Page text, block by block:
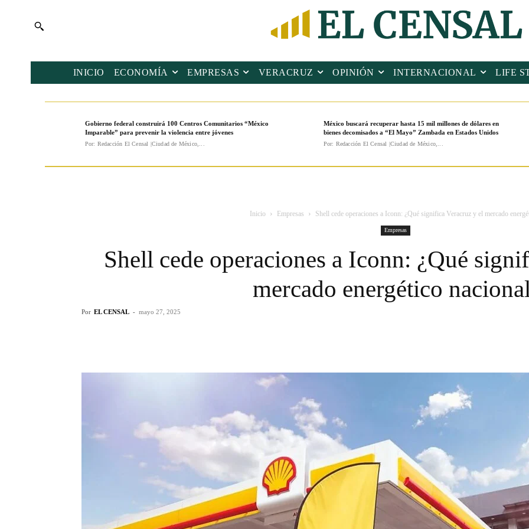
INICIO ECONOMÍA EMPRESAS VERACRUZ OPINIÓN INTERNACIONAL LIFE
Gobierno federal construirá 100 Centros Comunitarios “México
Imparable” para prevenir la violencia entre jóvenes
Por: Redacción El Censal |Ciudad de México,...
México buscará recuperar hasta 15 mil millones de dólares en
bienes decomisados a “El Mayo” Zambada en Estados Unidos
Por: Redacción El Censal |Ciudad de México,...
Inicio Empresas Shell cede operaciones a Iconn: ¿Qué significa Veracruz y el mercado
Empresas
Shell cede operaciones a Iconn: ¿Qué
mercado energético
Por EL CENSAL - mayo 27, 2025